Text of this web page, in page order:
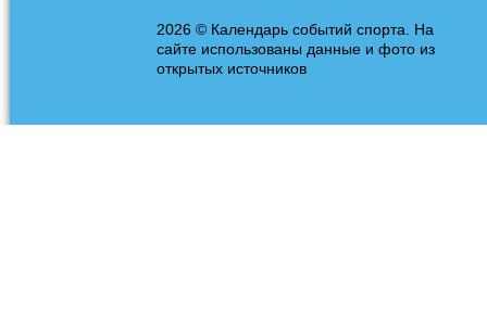
2026 © Календарь событий спорта. На
сайте использованы данные и фото из
открытых источников